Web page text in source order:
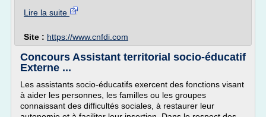
Lire la suite
Site : https://www.cnfdi.com
Concours Assistant territorial socio-éducatif
Externe ...
Les assistants socio-éducatifs exercent des fonctions visant
à aider les personnes, les familles ou les groupes
connaissant des difficultés sociales, à restaurer leur